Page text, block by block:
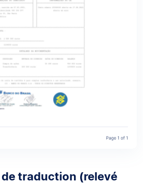
de traduction (relevé